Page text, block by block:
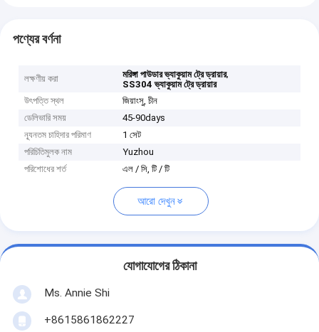
পণ্যের বর্ণনা
লক্ষণীয় করা মরিঙ্গা পাউডার ভ্যাকুয়াম ট্রে ড্রায়ার,
SS304 ভ্যাকুয়াম ট্রে ড্রায়ার
উৎপত্তি স্থল
জিয়াংসু, চীন
ডেলিভারি সময়
45-90days
ন্যূনতম চাহিদার পরিমাণ
1 সেট
পরিচিতিমুলক নাম
Yuzhou
পরিশোধের শর্ত
এল / সি, টি / টি
আরো দেখুন
যোগাযোগের ঠিকানা
Ms. Annie Shi
+8615861862227